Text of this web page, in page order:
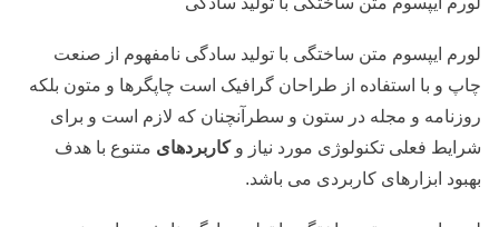
لورم ایپسوم متن ساختگی با تولید سادگی نامفهوم از صنعت
چاپ و با استفاده از طراحان گرافیک است چاپگرها و متون بلکه
روزنامه و مجله در ستون و سطرآنچنان که لازم است و برای
شرایط فعلی تکنولوژی مورد نیاز وکاربردهای متنوع با هدف
بهبود ابزارهای کاربردی می باشد.